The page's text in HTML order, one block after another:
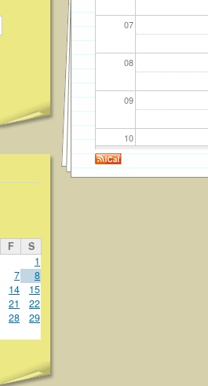
F
S
1
7
8
14
15
21
22
28
29
07
08
09
10
11